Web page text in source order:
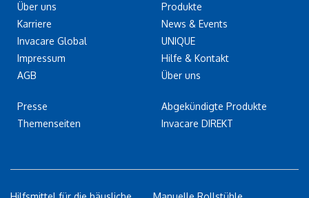
Über uns
Karriere
Invacare Global
Impressum
AGB
Presse
Themenseiten
Produkte
News & Events
UNIQUE
Hilfe & Kontakt
Über uns
Abgekündigte Produkte
Invacare DIREKT